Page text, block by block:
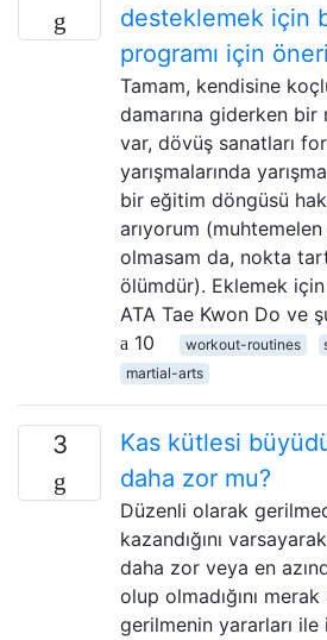
desteklemek için
programı için
Tamam, kendisine
damarına giderken
var, dövüş sanatları
yarışmalarında
bir eğitim döngüsü
arıyorum (muhtemelen
olmasam da, nokta
ölümdür). Eklemek
ATA Tae Kwon Do ve
10
workout-routines
martial-arts
3
Kas kütlesi
daha zor mu?
Düzenli olarak
kazandığını
daha zor veya en
olup olmadığını
gerilmenin yararları